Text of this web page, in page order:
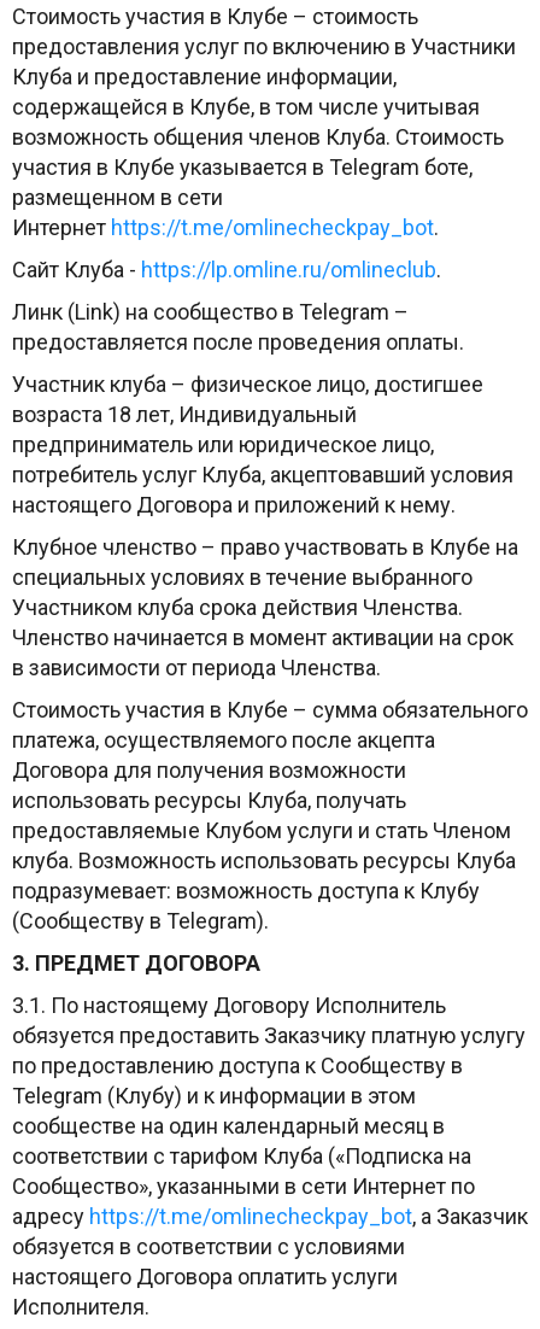
Стоимость участия в Клубе – стоимость
предоставления услуг по включению в Участники
Клуба и предоставление информации,
содержащейся в Клубе, в том числе учитывая
возможность общения членов Клуба. Стоимость
участия в Клубе указывается в Telegram боте,
размещенном в сети
Интернет https://t.me/omlinecheckpay_bot.
Сайт Клуба - https://lp.omline.ru/omlineclub.
Линк (Link) на сообщество в Telegram –
предоставляется после проведения оплаты.
Участник клуба – физическое лицо, достигшее
возраста 18 лет, Индивидуальный
предприниматель или юридическое лицо,
потребитель услуг Клуба, акцептовавший условия
настоящего Договора и приложений к нему.
Клубное членство – право участвовать в Клубе на
специальных условиях в течение выбранного
Участником клуба срока действия Членства.
Членство начинается в момент активации на срок
в зависимости от периода Членства.
Стоимость участия в Клубе – сумма обязательного
платежа, осуществляемого после акцепта
Договора для получения возможности
использовать ресурсы Клуба, получать
предоставляемые Клубом услуги и стать Членом
клуба. Возможность использовать ресурсы Клуба
подразумевает: возможность доступа к Клубу
(Сообществу в Telegram).
3. ПРЕДМЕТ ДОГОВОРА
3.1. По настоящему Договору Исполнитель
обязуется предоставить Заказчику платную услугу
по предоставлению доступа к Сообществу в
Telegram (Клубу) и к информации в этом
сообществе на один календарный месяц в
соответствии с тарифом Клуба («Подписка на
Сообщество», указанными в сети Интернет по
адресу https://t.me/omlinecheckpay_bot, а Заказчик
обязуется в соответствии с условиями
настоящего Договора оплатить услуги
Исполнителя.